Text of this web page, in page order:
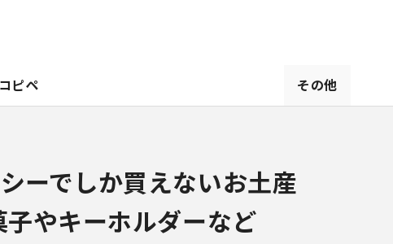
ピペ その他
ーでしか買えないお土産
やキーホルダーなど